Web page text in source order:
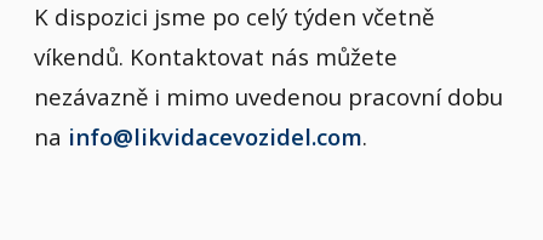
K dispozici jsme po celý týden včetně
víkendů. Kontaktovat nás můžete
nezávazně i mimo uvedenou pracovní dobu
na info@likvidacevozidel.com.